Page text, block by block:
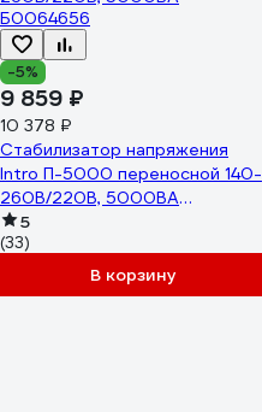
-5%
9 859 ₽
10 378 ₽
Стабилизатор напряжения
Intro П-5000 переносной 140-
260В/220В, 5000ВА
Б0064656
5
(33)
В корзину